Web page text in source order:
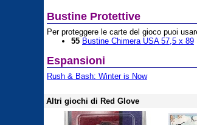
Bustine Protettive
Per proteggere le carte del gioco puoi
55 Bustine Chimera USA 57,5 x 89
Espansioni
Rush & Bash: Winter is Now
Altri giochi di Red Glove